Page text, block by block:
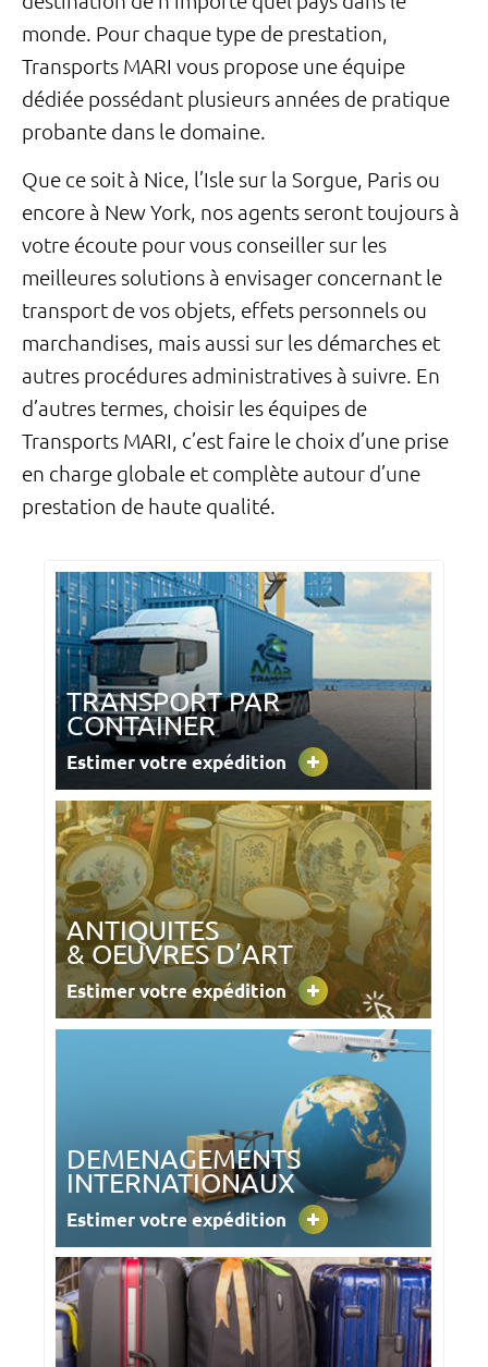
monde. Pour chaque type de prestation,
Transports MARI vous propose une équipe
dédiée possédant plusieurs années de pratique
probante dans le domaine.
Que ce soit à Nice, l’Isle sur la Sorgue, Paris ou
encore à New York, nos agents seront toujours à
votre écoute pour vous conseiller sur les
meilleures solutions à envisager concernant le
transport de vos objets, effets personnels ou
marchandises, mais aussi sur les démarches et
autres procédures administratives à suivre. En
d’autres termes, choisir les équipes de
Transports MARI, c’est faire le choix d’une prise
en charge globale et complète autour d’une
prestation de haute qualité.
TRANSPORT PAR
CONTAINER
Estimer votre expédition
ANTIQUITES
& OEUVRES D’ART
Estimer votre expédition
DEMENAGEMENTS
INTERNATIONAUX
Estimer votre expédition